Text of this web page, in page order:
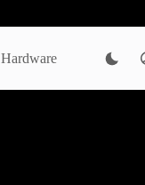
Hardware